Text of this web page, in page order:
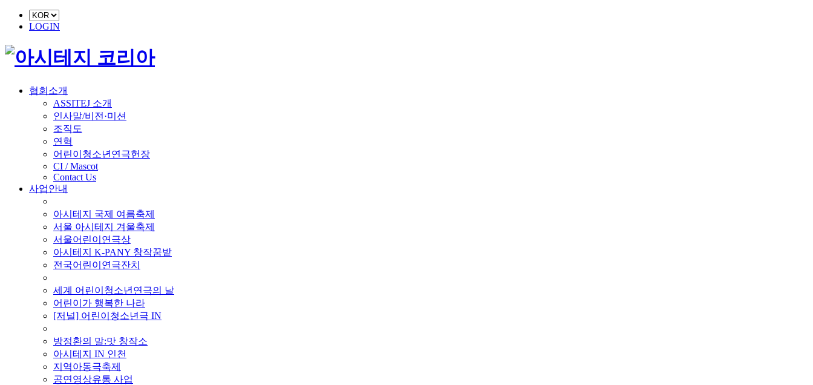
LOGIN
협회소개
ASSITEJ 소개
인사말/비전·미션
조직도
연혁
어린이청소년연극헌장
CI / Mascot
Contact Us
사업안내
아시테지 국제 여름축제
서울 아시테지 겨울축제
서울어린이연극상
아시테지 K-PANY 창작꿈밭
전국어린이연극잔치
세계 어린이청소년연극의 날
어린이가 행복한 나라
[저널] 어린이청소년극 IN
방정환의 말:맛 창작소
아시테지 IN 인천
지역아동극축제
공연영상유통 사업